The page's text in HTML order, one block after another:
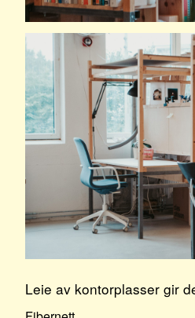
Leie av kontorplasser gir